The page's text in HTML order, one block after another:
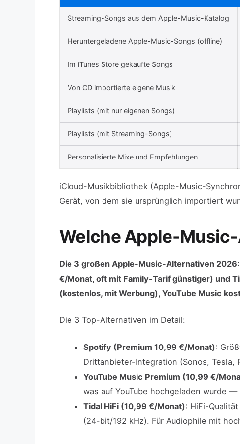
Streaming-Songs aus dem Apple-Music-Katalog
Heruntergeladene Apple-Music-Songs (offline)
Im iTunes Store gekaufte Songs
Von CD importierte eigene Musik
Playlists (mit nur eigenen Songs)
Playlists (mit Streaming-Songs)
Personalisierte Mixe und Empfehlungen
iCloud-Musikbibliothek (Apple-Music-
Gerät, von dem sie ursprünglich importiert
Welche Apple-
Die 3 großen Apple-Music-Alternativen
€/Monat, oft mit Family-Tarif günstiger) und
(kostenlos, mit Werbung), YouTube Music
Die 3 Top-Alternativen im Detail:
Spotify (Premium 10,99 €/Monat):
Drittanbieter-Integration (Sonos, Tesla,
YouTube Music Premium (10,99 €/
was auf YouTube hochgeladen wurde
Tidal HiFi (10,99 €/Monat): HiFi-
(24-bit/192 kHz). Für Audiophile mit